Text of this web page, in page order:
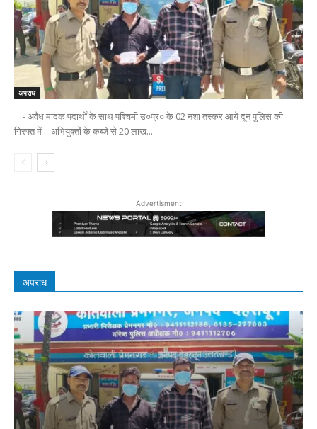
अपराध
- अवैध मादक पदार्थों के साथ पश्चिमी उ०प्र० के 02 नशा तस्कर आये दून पुलिस की
गिरफ्त में - अभियुक्तों के कब्जे से 20 लाख...
Advertisment
अपराध